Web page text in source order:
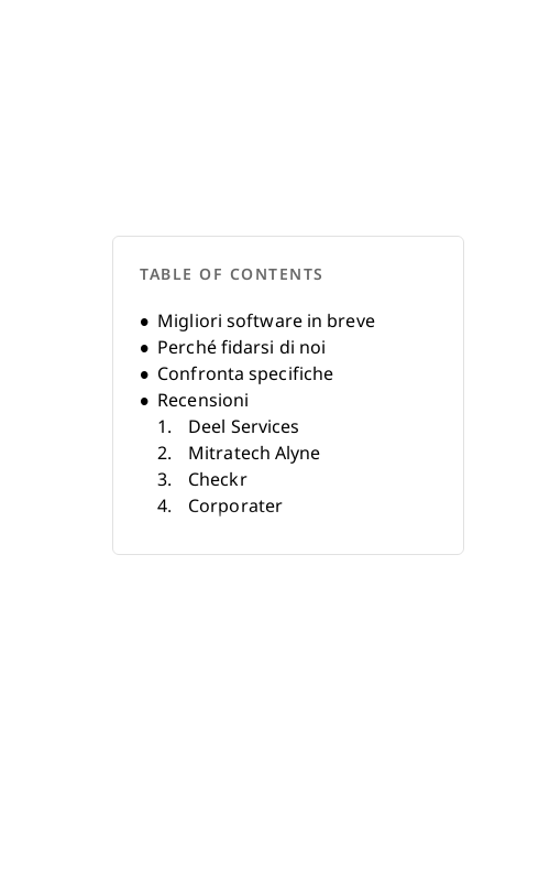
TABLE OF CONTENTS
Migliori software in breve
Perché fidarsi di noi
Confronta specifiche
Recensioni
Deel Services
Mitratech Alyne
Checkr
Corporater
LogicGate